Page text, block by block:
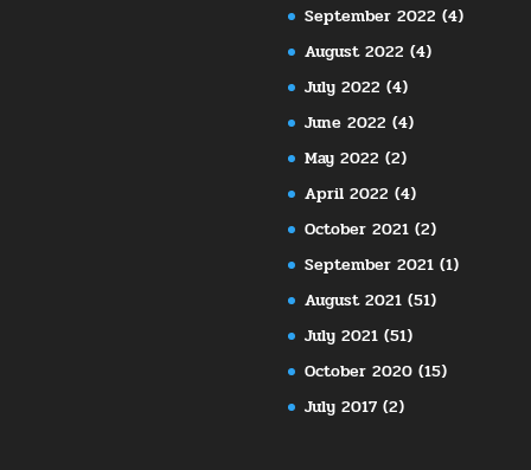
September 2022 (4)
August 2022 (4)
July 2022 (4)
June 2022 (4)
May 2022 (2)
April 2022 (4)
October 2021 (2)
September 2021 (1)
August 2021 (51)
July 2021 (51)
October 2020 (15)
July 2017 (2)